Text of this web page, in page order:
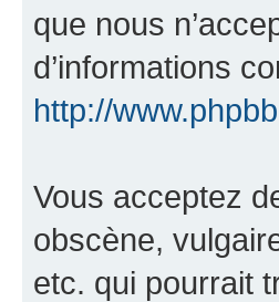
que nous
d’informations
http://
Vous acceptez
obscène,
etc. qui pourrait